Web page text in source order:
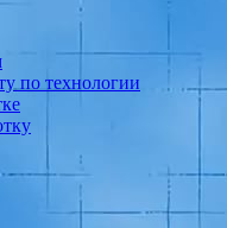
по технологии